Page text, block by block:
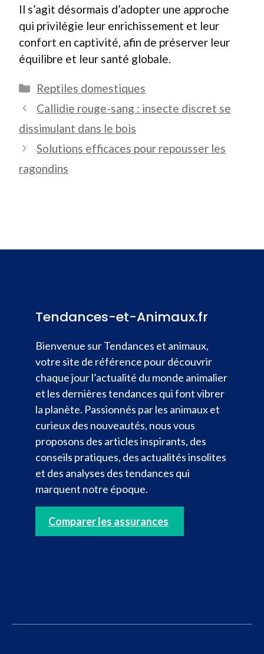
Il s’agit désormais d’adopter une approche
qui privilégie leur enrichissement et leur
confort en captivité, afin de préserver leur
équilibre et leur santé globale.
Catégories
Reptiles domestiques
Callidie rouge-sang : insecte discret se
dissimulant dans le bois
Solutions efficaces pour repousser les
ragondins
Tendances-et-Animaux.fr
Bienvenue sur Tendances et animaux,
votre site de référence pour découvrir
chaque jour l’actualité du monde animalier
et les dernières tendances qui font vibrer
la planète. Passionnés par les animaux et
curieux des nouveautés, nous vous
proposons des articles inspirants, des
conseils pratiques, des actualités insolites
et des analyses des tendances qui
marquent notre époque.
Comparer les assurances